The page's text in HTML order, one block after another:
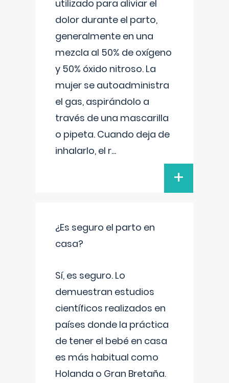
utilizado para aliviar el
dolor durante el parto,
generalmente en una
mezcla al 50% de oxígeno
y 50% óxido nitroso. La
mujer se autoadministra
el gas, aspirándolo a
través de una mascarilla
o pipeta. Cuando deja de
inhalarlo, el r...
+
¿Es seguro el parto en
casa?
Sí, es seguro. Lo
demuestran estudios
científicos realizados en
países donde la práctica
de tener el bebé en casa
es más habitual como
Holanda o Gran Bretaña.